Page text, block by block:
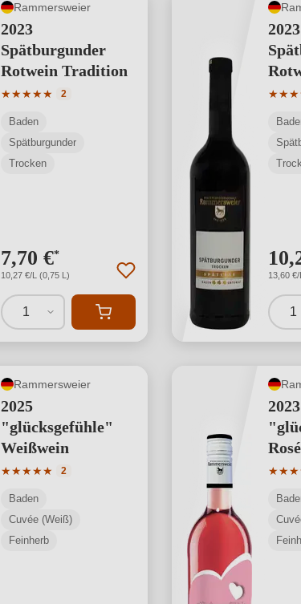
Rammersweier
2023
Spätburgunder
Rotwein Tradition
★★★★★
Durchschnittliche Bewertung von 5 von 5 Sternen
2
Baden
Spätburgunder
Trocken
7,70 €*
10,27 €/L (0,75 L)
1
2023
★★★
13,60
1
Rammersweier
2025
"glücksgefühle"
Weißwein
★★★★★
Durchschnittliche Bewertung von 5 von 5 Sternen
2
Baden
Cuvée (Weiß)
Feinherb
2023
Rosé
★★★